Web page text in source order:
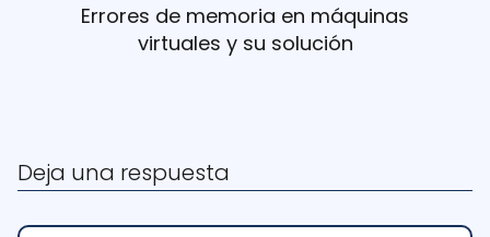
Errores de memoria en máquinas
virtuales y su solución
Deja una respuesta